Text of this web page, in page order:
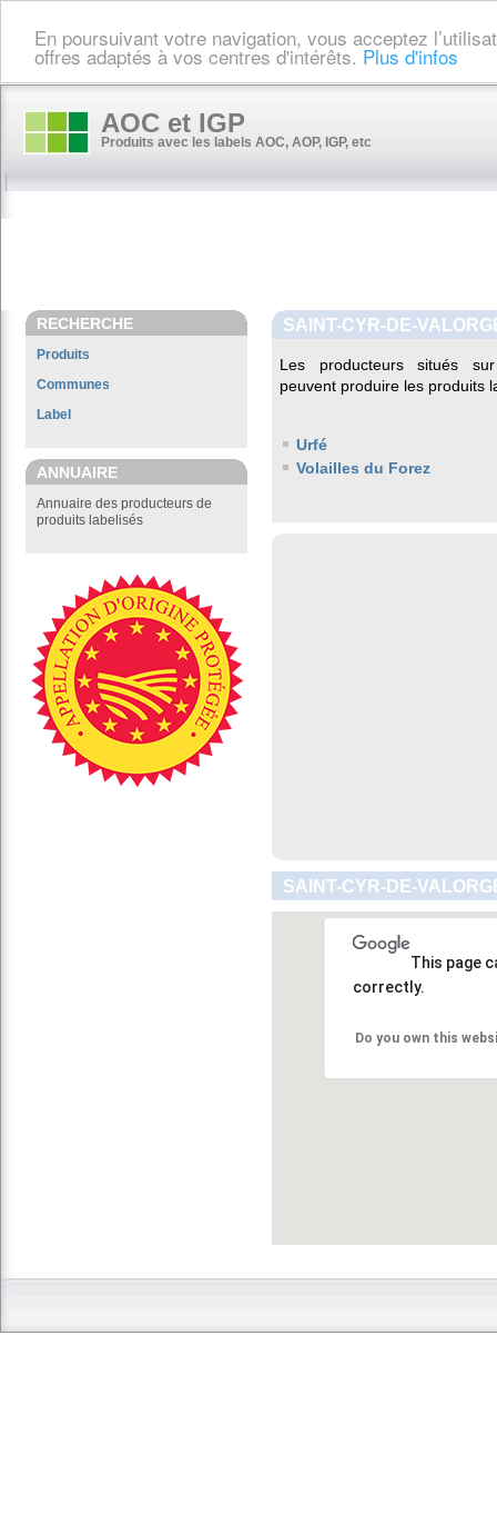
En poursuivant votre navigation, vous acceptez
offres adaptés à vos centres d'intérêts. Plus d'infos
AOC et IGP
Produits avec les labels AOC, AOP, IGP, etc
RECHERCHE
Produits
Communes
Label
ANNUAIRE
Annuaire des producteurs de
produits labelisés
SAINT-CYR-DE-
Les producteurs situés
peuvent produire les produits
Urfé
Volailles du Forez
SAINT-CYR-DE-
This page
correctly.
Do you own this